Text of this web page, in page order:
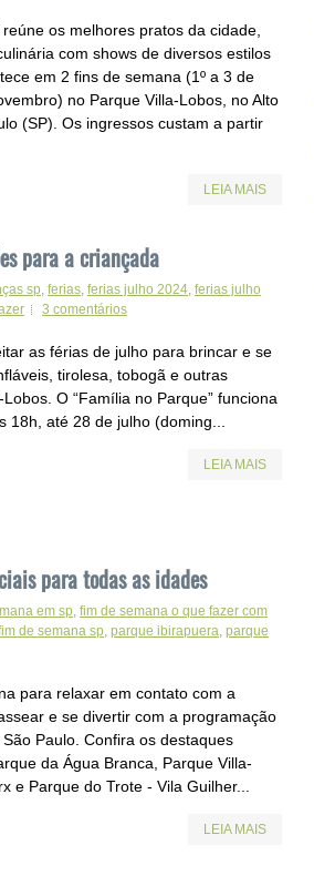
os melhores pratos da cidade,
com shows de diversos estilos
em 2 fins de semana (1º a 3 de
no Parque Villa-Lobos, no Alto
(SP). Os ingressos custam a partir
LEIA MAIS
para a criançada
sp ferias ferias julho 2024 ferias julho
3 comentários
as férias de julho para brincar e se
tirolesa, tobogã e outras
O “Família no Parque” funciona
18h, até 28 de julho (doming...
LEIA MAIS
para todas as idades
em sp fim de semana o que fazer com
de semana sp parque ibirapuera parque
para relaxar em contato com a
e se divertir com a programação
Paulo. Confira os destaques
da Água Branca, Parque Villa-
e Parque do Trote - Vila Guilher...
LEIA MAIS